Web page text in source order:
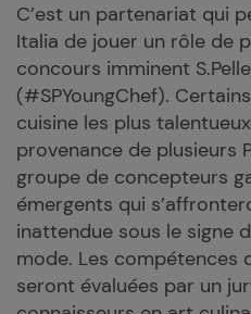
C’est un partenariat qui
Italia de jouer un rôle de
concours imminent
(#SPYoungChef).
cuisine les plus
provenance de plusieurs
groupe de concepteurs
émergents qui
inattendue sous le signe
mode. Les compétences
seront évaluées par un